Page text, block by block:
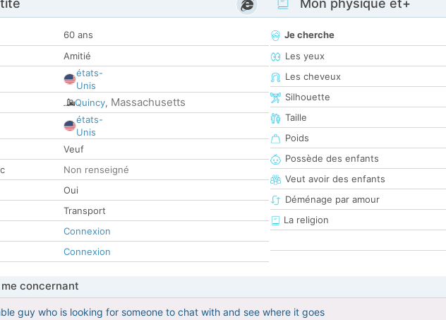
60 ans
Amitié
états-
Unis
Quincy, Massachusetts
états-
Unis
Veuf
Non renseigné
Oui
Transport
Connexion
Connexion
Mon physique et+
Je cherche
Les yeux
Les cheveux
Silhouette
Taille
Poids
Possède des enfants
Veut avoir des enfants
Déménage par amour
La religion
concernant
guy who is looking for someone to chat with and see where it goes